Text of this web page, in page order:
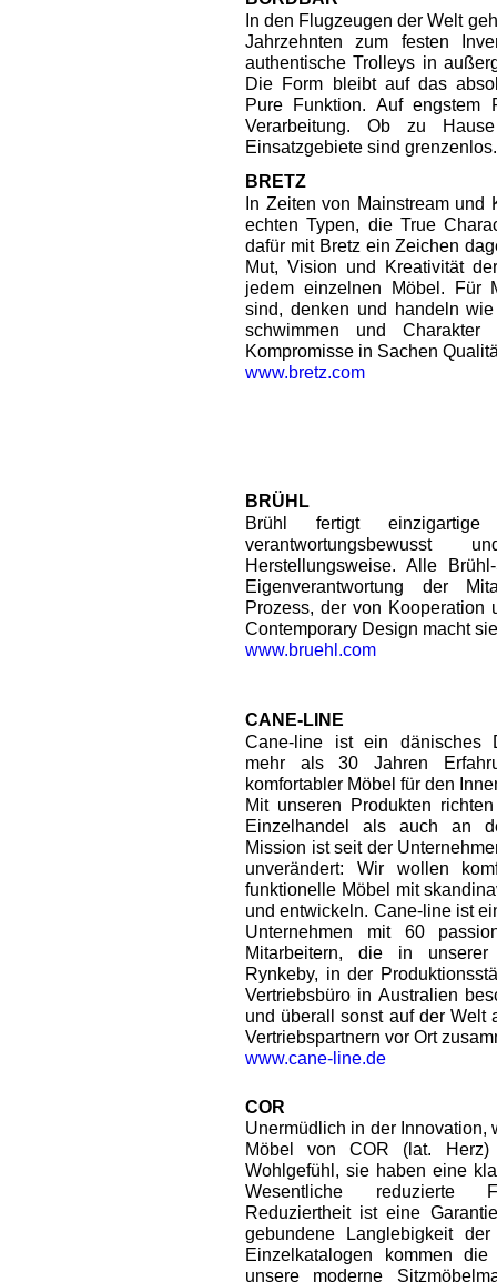
In den Flugzeugen der Welt
Jahrzehnten zum festen
authentische Trolleys in
Die Form bleibt auf das
Pure Funktion. Auf engstem
Verarbeitung. Ob zu
Einsatzgebiete sind
BRETZ
In Zeiten von Mainstream und
echten Typen, die True
dafür mit Bretz ein Zeichen
Mut, Vision und Kreativität
jedem einzelnen Möbel. Für
sind, denken und handeln
schwimmen und
Kompromisse in Sachen
www.bretz.com
BRÜHL
Brühl fertigt
Herstellungsweise. Alle
Eigenverantwortung der
Prozess, der von Kooperation
Contemporary Design macht
www.bruehl.com
CANE-LINE
Cane-line ist ein dänisches
mehr als 30 Jahren
komfortabler Möbel für den
Mit unseren Produkten
Einzelhandel als auch an
Mission ist seit der
unverändert: Wir wollen
funktionelle Möbel mit
und entwickeln. Cane-line ist
Unternehmen mit 60
Mitarbeitern, die in
Rynkeby, in der
Vertriebsbüro in Australien
und überall sonst auf der Welt
Vertriebspartnern vor Ort
www.cane-line.de
COR
Unermüdlich in der Innovation,
Möbel von COR (lat. Herz)
Wohlgefühl, sie haben eine
Wesentliche reduzierte
Reduziertheit ist eine
gebundene Langlebigkeit
Einzelkatalogen kommen
unsere moderne